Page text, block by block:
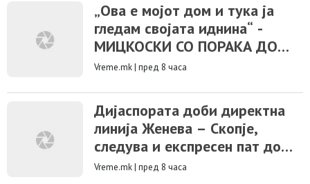
„Ова е мојот дом и тука ја
гледам својата иднина“ -
МИЦКОСКИ СО ПОРАКА ДО
ЖИТЕЛИТЕ НА НОВО СЕЛО
Vreme.mk| пред 8 часа
Дијаспората доби директна
линија Женева – Скопје,
следува и експресен пат до
Ново Село
Vreme.mk| пред 8 часа